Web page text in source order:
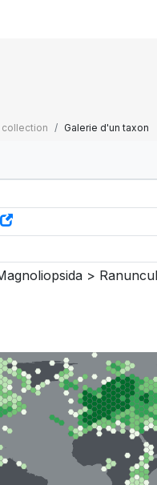
collection Galerie d'un taxon
>